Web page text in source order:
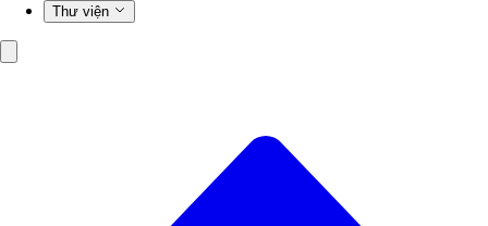
Thư viện